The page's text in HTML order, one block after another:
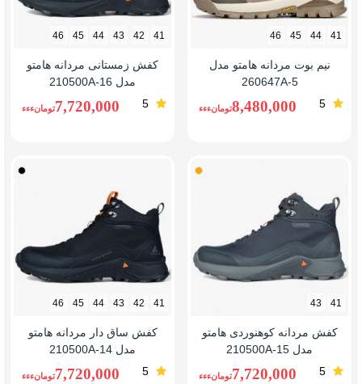
41
44
45
46
نیم بوت مردانه هامتو مدل
260647A-5
5
8,480,000تومانءءء
41
42
43
44
45
46
کفش زمستانی مردانه هامتو
مدل 210500A-16
5
7,720,000تومانءءء
خاکستری
41
43
کفش مردانه کوهنوردی هامتو
مدل 210500A-15
5
7,720,000تومانءءء
41
42
43
44
45
46
کفش ساق دار مردانه هامتو
مدل 210500A-14
5
7,720,000تومانءءء